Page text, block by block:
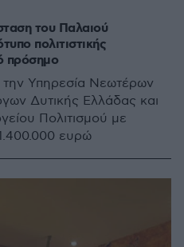
του Παλαιού
πολιτιστικής
πρόσημο
Υπηρεσία Νεωτέρων
Δυτικής Ελλάδας και
Πολιτισμού με
ευρώ